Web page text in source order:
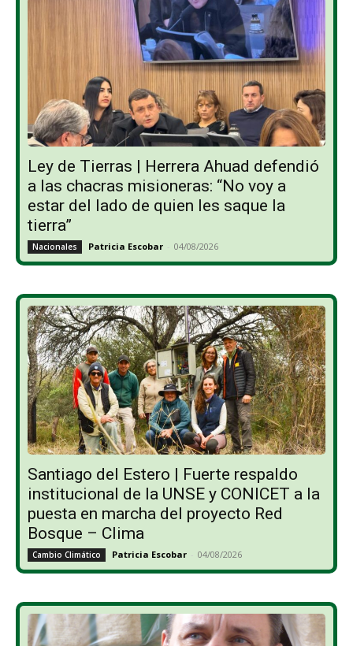
Ley de Tierras | Herrera Ahuad defendió
a las chacras misioneras: “No voy a
estar del lado de quien les saque la
tierra”
Nacionales Patricia Escobar - 04/08/2026
Santiago del Estero | Fuerte respaldo
institucional de la UNSE y CONICET a la
puesta en marcha del proyecto Red
Bosque – Clima
Cambio Climático Patricia Escobar - 04/08/2026